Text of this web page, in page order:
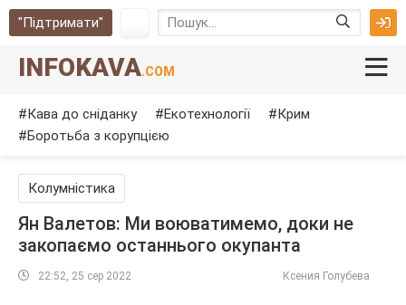
"Підтримати"
INFOKAVA.COM
Кава до сніданку Екотехнології
Крим
Боротьба з корупцією
Колумністика
Ян Валетов: Ми воюватимемо, доки не
закопаємо останнього окупанта
22:52, 25 сер 2022 Ксения Голубева